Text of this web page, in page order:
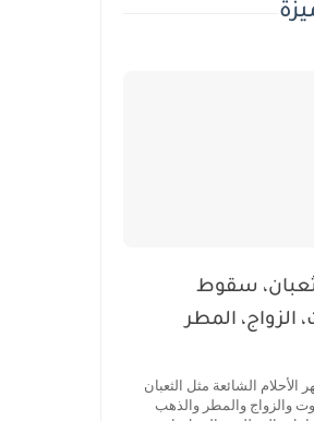
سقوط
الزواج، المطر
الشائعة مثل الثعبان
والزواج والمطر والذهب